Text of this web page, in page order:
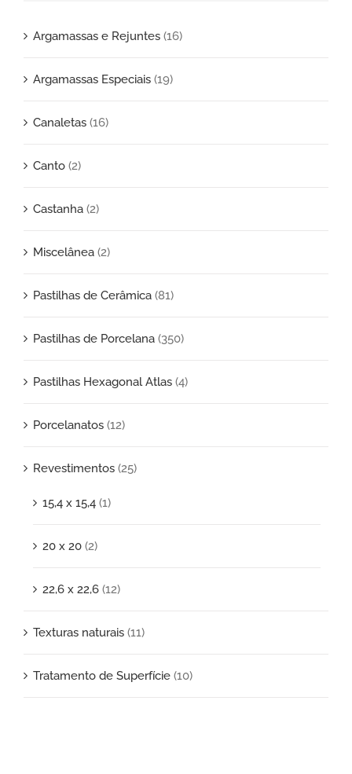
Argamassas e Rejuntes (16)
Argamassas Especiais (19)
Canaletas (16)
Canto (2)
Castanha (2)
Miscelânea (2)
Pastilhas de Cerâmica (81)
Pastilhas de Porcelana (350)
Pastilhas Hexagonal Atlas (4)
Porcelanatos (12)
Revestimentos (25)
15,4 x 15,4 (1)
20 x 20 (2)
22,6 x 22,6 (12)
Texturas naturais (11)
Tratamento de Superfície (10)